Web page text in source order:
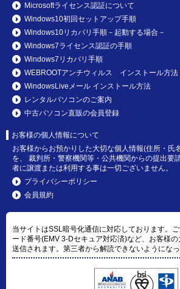
Microsoftライセンス認証について
Windows10初回セットアップ手順
Windows10リカバリ手順－起動する場合－
Windows7ライセンス認証の手順
Windows7リカバリ手順
WEBROOTアンチウィルス インストール方法
WindowsLiveメール インストール方法
レンタルパソコンのご案内
中古パソコン直販の会員登録
お客様の個人情報について
お客様からお預かりした大切な個人情報(住所・氏
を、 裁判所・警察機関等・公共機関からの提出要
者に譲渡または利用する事は一切ございません。
プライバシーポリシー
会員規約
当サイトはSSL暗号化通信に対応しております。
ード番号(EMV 3-Dセキュア対応済)など、お客様
送信されます。第三者から解読できないようになっ